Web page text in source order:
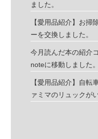
ました。
【愛用品紹介】お掃
ーを交換しました。
今月読んだ本の紹介
noteに移動しました。
【愛用品紹介】自転
ァミマのリュックが